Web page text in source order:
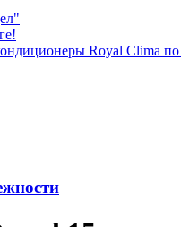
Royal Clima